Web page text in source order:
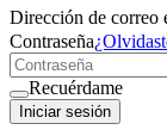
Dirección de correo
Contraseña
Recuérdame
Iniciar sesión